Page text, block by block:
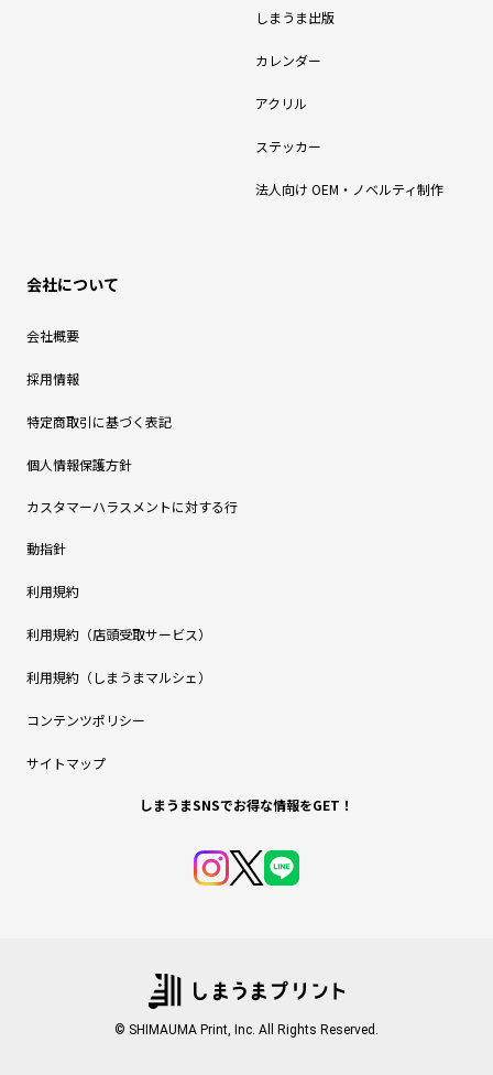
しまうま出版
カレンダー
アクリル
ステッカー
法人向け OEM・ノベルティ制作
会社について
会社概要
採用情報
特定商取引に基づく表記
個人情報保護方針
カスタマーハラスメントに対する行
動指針
利用規約
利用規約（店頭受取サービス）
利用規約（しまうまマルシェ）
コンテンツポリシー
サイトマップ
しまうまSNSでお得な情報をGET！
© SHIMAUMA Print, Inc. All Rights Reserved.